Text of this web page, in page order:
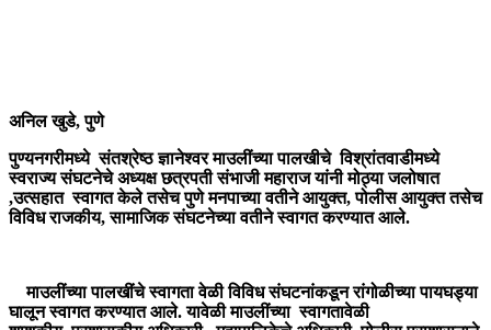
अनिल खुडे, पुणे
पुण्यनगरीमध्ये संतश्रेष्ठ ज्ञानेश्वर माउलींच्या पालखीचे विश्रांतवाडीमध्ये
स्वराज्य संघटनेचे अध्यक्ष छत्रपती संभाजी महाराज यांनी मोठ्या जलोषात
,उत्सहात स्वागत केले तसेच पुणे मनपाच्या वतीने आयुक्त, पोलीस आयुक्त तसेच
विविध राजकीय, सामाजिक संघटनेच्या वतीने स्वागत करण्यात आले.
माउलींच्या पालखींचे स्वागता वेळी विविध संघटनांकडून रांगोळीच्या पायघड्या
घालून स्वागत करण्यात आले. यावेळी माउलींच्या स्वागतावेळी